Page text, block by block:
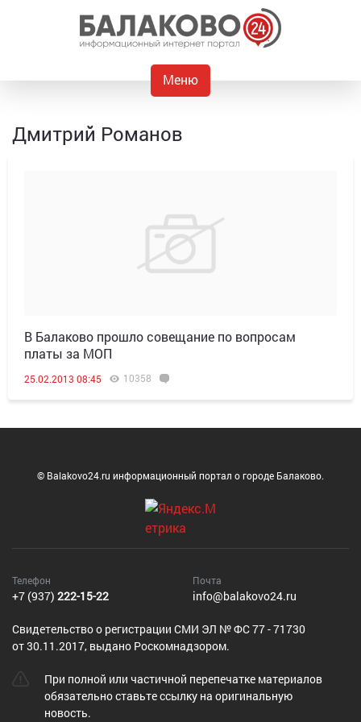
Меню
Дмитрий Романов
В Балаково прошло совещание по вопросам
платы за МОП
25.02.2013 08:45 10358
© Balakovo24.ru информационный портал о городе Балаково.
Телефон
+7 (937) 222-15-22
Почта
info@balakovo24.ru
Cвидетельство о регистрации СМИ ЭЛ № ФС 77 - 71730
от 30.11.2017, выдано Роскомнадзором.
При полной или частичной перепечатке материалов
обязательно ставьте ссылку на оригинальную
новость.